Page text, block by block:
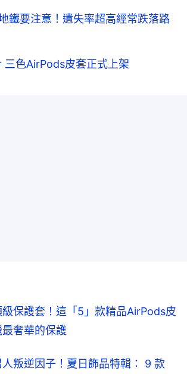
鐵要注意！遺失率超高經常跌落路
三色AirPods皮套正式上架
級保護套！這「5」款精品AirPods皮
奢華的保護
叛逆因子！夏日飾品特輯： 9 款